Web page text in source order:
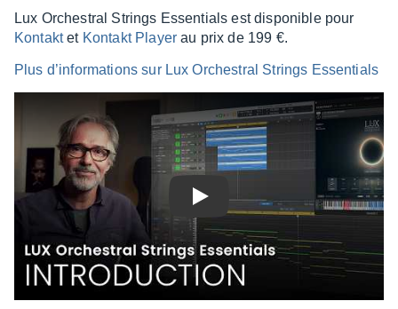
Lux Orches­tral Strings Essen­tials est dispo­nible pour
Kontaktet Kontakt Player au prix de 199 €.
Plus d’in­for­ma­tions sur Lux Orches­tral Strings Essen­tials
Play